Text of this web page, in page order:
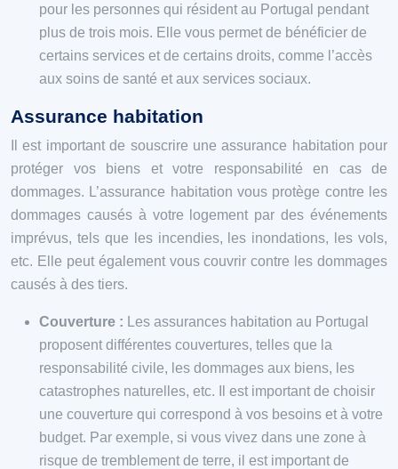
pour les personnes qui résident au Portugal pendant
plus de trois mois. Elle vous permet de bénéficier de
certains services et de certains droits, comme l’accès
aux soins de santé et aux services sociaux.
Assurance habitation
Il est important de souscrire une assurance habitation pour
protéger vos biens et votre responsabilité en cas de
dommages. L’assurance habitation vous protège contre les
dommages causés à votre logement par des événements
imprévus, tels que les incendies, les inondations, les vols,
etc. Elle peut également vous couvrir contre les dommages
causés à des tiers.
Couverture :
Les assurances habitation au Portugal
proposent différentes couvertures, telles que la
responsabilité civile, les dommages aux biens, les
catastrophes naturelles, etc. Il est important de choisir
une couverture qui correspond à vos besoins et à votre
budget. Par exemple, si vous vivez dans une zone à
risque de tremblement de terre, il est important de